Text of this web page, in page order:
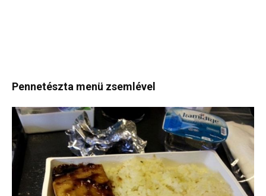
Pennetészta menü zsemlével